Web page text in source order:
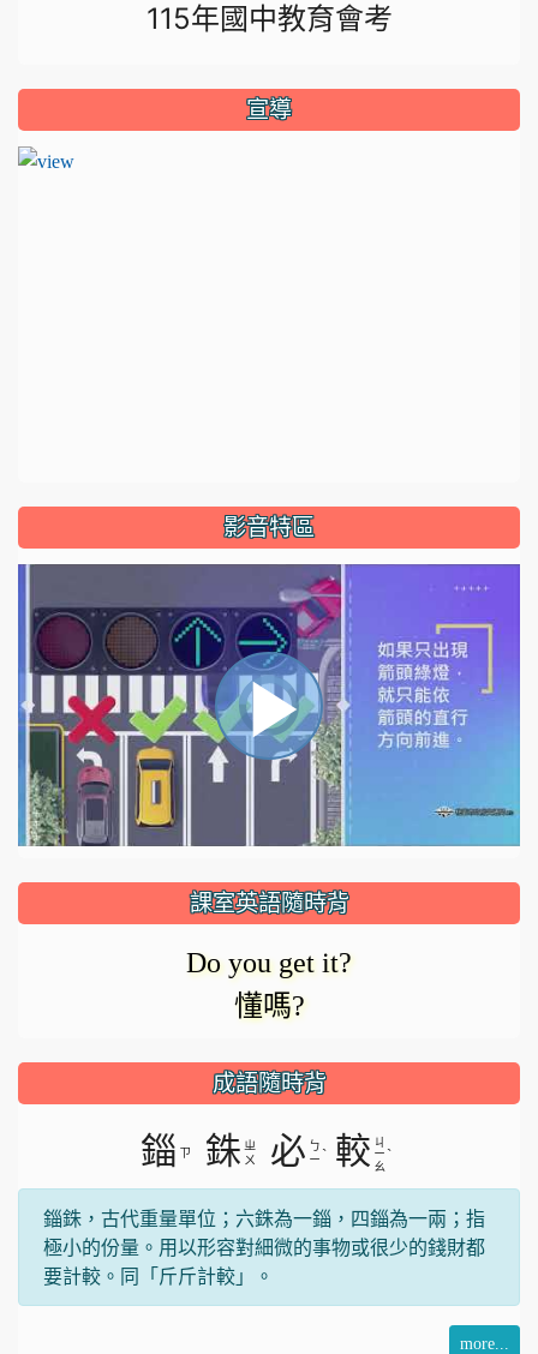
115年國中教育會考
宣導
影音特區
視
頻
正
載
入。
播
放
影
片
課室英語隨時背
Do you get it?
懂嗎?
成語隨時背
錙 ㄗ 銖 ㄓ
ㄨ
必 ㄅ
ㄧ ˋ 較 ㄐ
ㄧ
ㄠ
ˋ
錙銖，古代重量單位；六銖為一錙，四錙為一兩；指
極小的份量。用以形容對細微的事物或很少的錢財都
要計較。同「斤斤計較」。
more...